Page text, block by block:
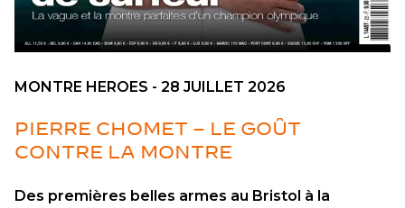
MONTRE HEROES - 28 JUILLET 2026
PIERRE CHOMET – LE GOÛT
CONTRE LA MONTRE
Des premières belles armes au Bristol à la